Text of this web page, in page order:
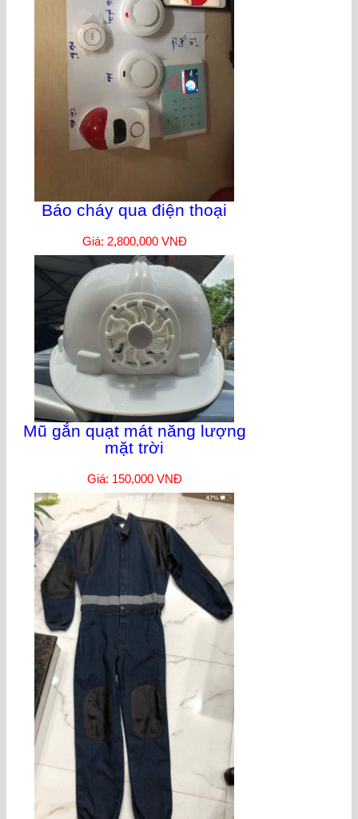
Báo cháy qua điện thoại
Giá: 2,800,000 VNĐ
Mũ gắn quạt mát năng lượng
mặt trời
Giá: 150,000 VNĐ